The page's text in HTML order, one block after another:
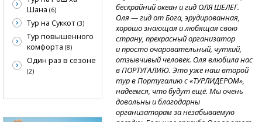
бескрайний океан и гид ОЛЯ ШЕЛЕГ.
Оля — гид от Бога, эрудированная,
хорошо знающая и любящая свою
страну, прекрасный организатор
и просто очаровательный, чуткий,
отзывчивый человек. Оля влюбила нас
в ПОРТУГАЛИЮ. Это уже наш второй
тур в Португалию с «ТУРЛИДЕРОМ»,
надеемся, что будут ещё. Мы очень
довольны и благодарны
организаторам за незабываемую
Шана (6)
Тур на Суккот (3)
Тур повышенного
комфорта (8)
Один раз в сезоне
(2)